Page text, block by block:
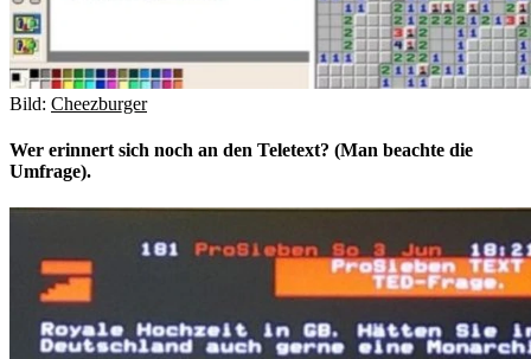
Bild: Cheezburger
Wer erinnert sich noch an den Teletext? (Man beachte die
Umfrage).